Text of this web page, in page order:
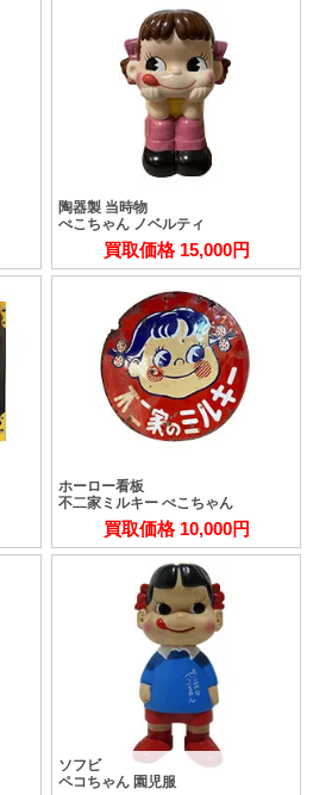
陶器製 当時物
ぺこちゃん ノベルティ
買取価格 15,000円
ホーロー看板
不二家ミルキー ぺこちゃん
買取価格 10,000円
ソフビ
ペコちゃん 園児服